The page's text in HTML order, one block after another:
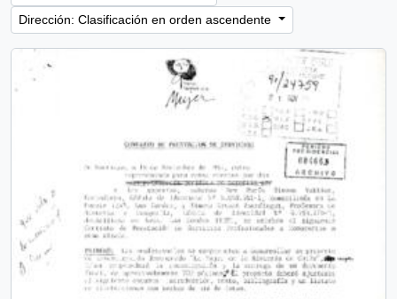
Dirección: Clasificación en orden ascendente